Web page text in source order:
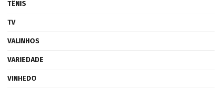
TÊNIS
TV
VALINHOS
VARIEDADE
VINHEDO